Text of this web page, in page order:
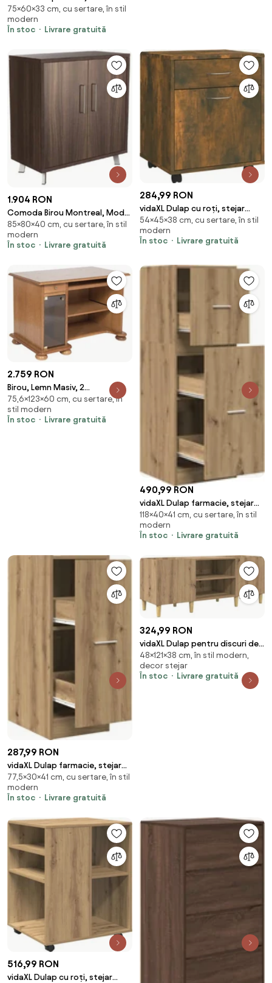
cm, lemn masiv de acacia
75×60×33 cm, cu sertare, în stil
modern
În stoc
Livrare gratuită
1.904 RON
Comoda Birou Montreal, Model
W2, 80x40x85cm
85×80×40 cm, cu sertare, în stil
modern
În stoc
Livrare gratuită
284,99 RON
vidaXL Dulap cu roți, stejar
fumuriu, 45x38x54 cm, lemn
prelucrat
54×45×38 cm, cu sertare, în stil
modern
În stoc
Livrare gratuită
2.759 RON
Birou, Lemn Masiv, 2
compartimente, 123x60x75cm
75,6×123×60 cm, cu sertare, în
stil modern
În stoc
Livrare gratuită
490,99 RON
vidaXL Dulap farmacie, stejar
artizanal, 40x41x118 cm, lemn
prelucrat
118×40×41 cm, cu sertare, în stil
modern
În stoc
Livrare gratuită
287,99 RON
vidaXL Dulap farmacie, stejar
artizanal, 30x41x77,5 cm, lemn
prelucrat
77,5×30×41 cm, cu sertare, în stil
modern
În stoc
Livrare gratuită
324,99 RON
vidaXL Dulap pentru discuri de
vinil Stejar Artizanal 121 x 38 x 48
cm
48×121×38 cm, în stil modern,
decor stejar
În stoc
Livrare gratuită
516,99 RON
vidaXL Dulap cu roți, stejar